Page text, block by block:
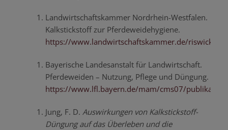
Landwirtschaftskammer Nordrhein-Westfalen.
Kalkstickstoff zur Pferdeweidehygiene.
https://www.landwirtschaftskammer.de/riswick/
Bayerische Landesanstalt für Landwirtschaft.
Pferdeweiden – Nutzung, Pflege und Düngung.
https://www.lfl.bayern.de/mam/cms07/
Jung, F. D. Auswirkungen von Kalkstickstoff-
Düngung auf das Überleben und die